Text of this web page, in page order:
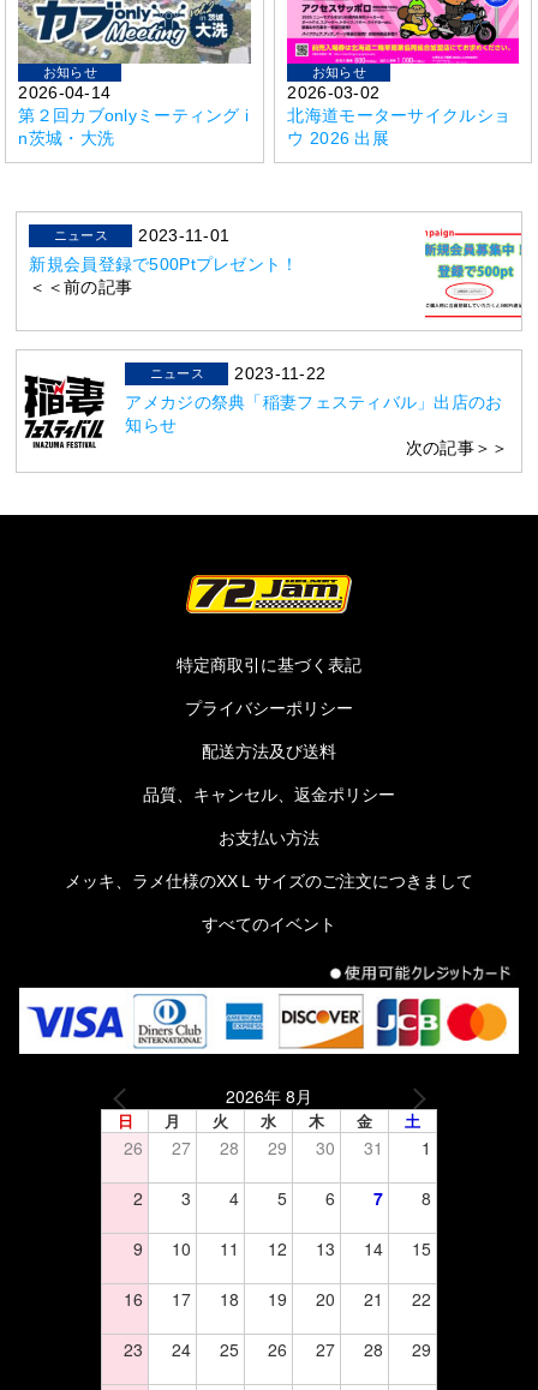
お知らせ
2026-04-14
第２回カブonlyミーティング i
n茨城・大洗
お知らせ
2026-03-02
北海道モーターサイクルショ
ウ 2026 出展
ニュース
2023-11-01
新規会員登録で500Ptプレゼント！
＜＜前の記事
ニュース
2023-11-22
アメカジの祭典「稲妻フェスティバル」出店のお
知らせ
次の記事＞＞
特定商取引に基づく表記
プライバシーポリシー
配送方法及び送料
品質、キャンセル、返金ポリシー
お支払い方法
メッキ、ラメ仕様のXXＬサイズのご注文につきまして
すべてのイベント
2026年 8月
日 月 火 水 木 金 土
26 27 28 29 30 31 1
2 3 4 5 6 7 8
9 10 11 12 13 14 15
16 17 18 19 20 21 22
23 24 25 26 27 28 29